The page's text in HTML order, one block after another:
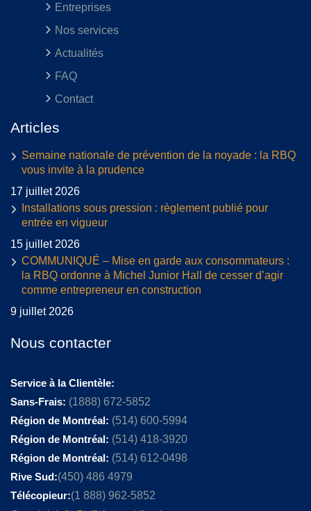
Entreprises
Nos services
Actualités
FAQ
Contact
Articles
Semaine nationale de prévention de la noyade : la RBQ
vous invite à la prudence
17 juillet 2026
Installations sous pression : règlement publié pour
entrée en vigueur
15 juillet 2026
COMMUNIQUÉ – Mise en garde aux consommateurs :
la RBQ ordonne à Michel Junior Hall de cesser d’agir
comme entrepreneur en construction
9 juillet 2026
Nous contacter
Service à la Clientèle:
Sans-Frais: (1888) 672-5852
Région de Montréal: (514) 600-5994
Région de Montréal: (514) 418-3920
Région de Montréal: (514) 612-0498
Rive Sud:(450) 486 4979
Télécopieur:(1 888) 962-5852